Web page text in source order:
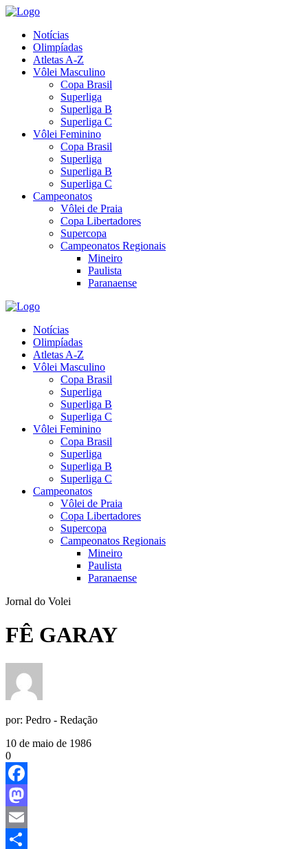
Notícias
Olimpíadas
Atletas A-Z
Vôlei Masculino
Copa Brasil
Superliga
Superliga B
Superliga C
Vôlei Feminino
Copa Brasil
Superliga
Superliga B
Superliga C
Campeonatos
Vôlei de Praia
Copa Libertadores
Supercopa
Campeonatos Regionais
Mineiro
Paulista
Paranaense
Notícias
Olimpíadas
Atletas A-Z
Vôlei Masculino
Copa Brasil
Superliga
Superliga B
Superliga C
Vôlei Feminino
Copa Brasil
Superliga
Superliga B
Superliga C
Campeonatos
Vôlei de Praia
Copa Libertadores
Supercopa
Campeonatos Regionais
Mineiro
Paulista
Paranaense
Jornal do Volei
FÊ GARAY
por: Pedro - Redação
10 de maio de 1986
0
Facebook
Mastodon
Email